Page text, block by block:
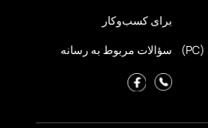
برای کسب‌وکار
سؤالات مربوط به رسانه